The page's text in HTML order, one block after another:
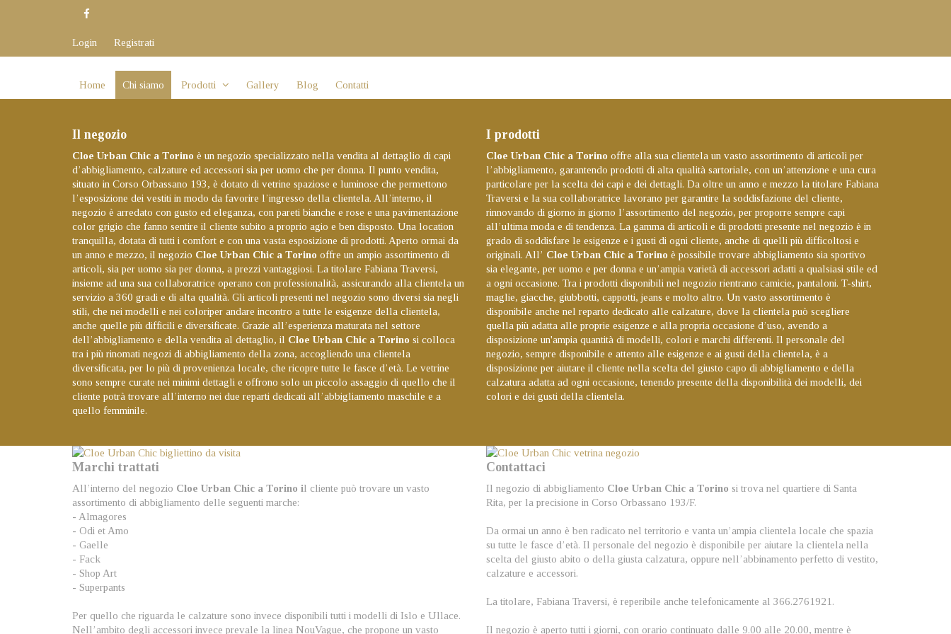
Login Registrati
Home Chi siamo Prodotti Gallery Blog Contatti
Il negozio
Cloe Urban Chic a Torino è un negozio specializzato nella vendita al dettaglio di capi
d’abbigliamento, calzature ed accessori sia per uomo che per donna. Il punto vendita,
situato in Corso Orbassano 193, è dotato di vetrine spaziose e luminose che permettono
l’esposizione dei vestiti in modo da favorire l’ingresso della clientela. All’interno, il
negozio è arredato con gusto ed eleganza, con pareti bianche e rose e una pavimentazione
color grigio che fanno sentire il cliente subito a proprio agio e ben disposto. Una location
tranquilla, dotata di tutti i comfort e con una vasta esposizione di prodotti. Aperto ormai da
un anno e mezzo, il negozio Cloe Urban Chic a Torino offre un ampio assortimento di
articoli, sia per uomo sia per donna, a prezzi vantaggiosi. La titolare Fabiana Traversi,
insieme ad una sua collaboratrice operano con professionalità, assicurando alla clientela un
servizio a 360 gradi e di alta qualità. Gli articoli presenti nel negozio sono diversi sia negli
stili, che nei modelli e nei coloriper andare incontro a tutte le esigenze della clientela,
anche quelle più difficili e diversificate. Grazie all’esperienza maturata nel settore
dell’abbigliamento e della vendita al dettaglio, il Cloe Urban Chic a Torino si colloca
tra i più rinomati negozi di abbigliamento della zona, accogliendo una clientela
diversificata, per lo più di provenienza locale, che ricopre tutte le fasce d’età. Le vetrine
sono sempre curate nei minimi dettagli e offrono solo un piccolo assaggio di quello che il
cliente potrà trovare all’interno nei due reparti dedicati all’abbigliamento maschile e a
quello femminile.
I prodotti
Cloe Urban Chic a Torino offre alla sua clientela un vasto assortimento di articoli per
l’abbigliamento, garantendo prodotti di alta qualità sartoriale, con un’attenzione e una cura
particolare per la scelta dei capi e dei dettagli. Da oltre un anno e mezzo la titolare Fabiana
Traversi e la sua collaboratrice lavorano per garantire la soddisfazione del cliente,
rinnovando di giorno in giorno l’assortimento del negozio, per proporre sempre capi
all’ultima moda e di tendenza. La gamma di articoli e di prodotti presente nel negozio è in
grado di soddisfare le esigenze e i gusti di ogni cliente, anche di quelli più difficoltosi e
originali. All’ Cloe Urban Chic a Torino è possibile trovare abbigliamento sia sportivo
sia elegante, per uomo e per donna e un’ampia varietà di accessori adatti a qualsiasi stile ed
a ogni occasione. Tra i prodotti disponibili nel negozio rientrano camicie, pantaloni. T-shirt,
maglie, giacche, giubbotti, cappotti, jeans e molto altro. Un vasto assortimento è
disponibile anche nel reparto dedicato alle calzature, dove la clientela può scegliere
quella più adatta alle proprie esigenze e alla propria occasione d’uso, avendo a
disposizione un'ampia quantità di modelli, colori e marchi differenti. Il personale del
negozio, sempre disponibile e attento alle esigenze e ai gusti della clientela, è a
disposizione per aiutare il cliente nella scelta del giusto capo di abbigliamento e della
calzatura adatta ad ogni occasione, tenendo presente della disponibilità dei modelli, dei
colori e dei gusti della clientela.
Marchi trattati
All’interno del negozio Cloe Urban Chic a Torino il cliente può trovare un vasto
assortimento di abbigliamento delle seguenti marche:
- Almagores
- Odi et Amo
- Gaelle
- Fack
- Shop Art
- Superpants
Per quello che riguarda le calzature sono invece disponibili tutti i modelli di Islo e Ullace.
Nell’ambito degli accessori invece prevale la linea NouVague, che propone un vasto
Contattaci
Il negozio di abbigliamento Cloe Urban Chic a Torino si trova nel quartiere di Santa
Rita, per la precisione in Corso Orbassano 193/F.
Da ormai un anno è ben radicato nel territorio e vanta un’ampia clientela locale che spazia
su tutte le fasce d’età. Il personale del negozio è disponibile per aiutare la clientela nella
scelta del giusto abito o della giusta calzatura, oppure nell’abbinamento perfetto di vestito,
calzature e accessori.
La titolare, Fabiana Traversi, è reperibile anche telefonicamente al 366.2761921.
Il negozio è aperto tutti i giorni, con orario continuato dalle 9.00 alle 20.00, mentre è